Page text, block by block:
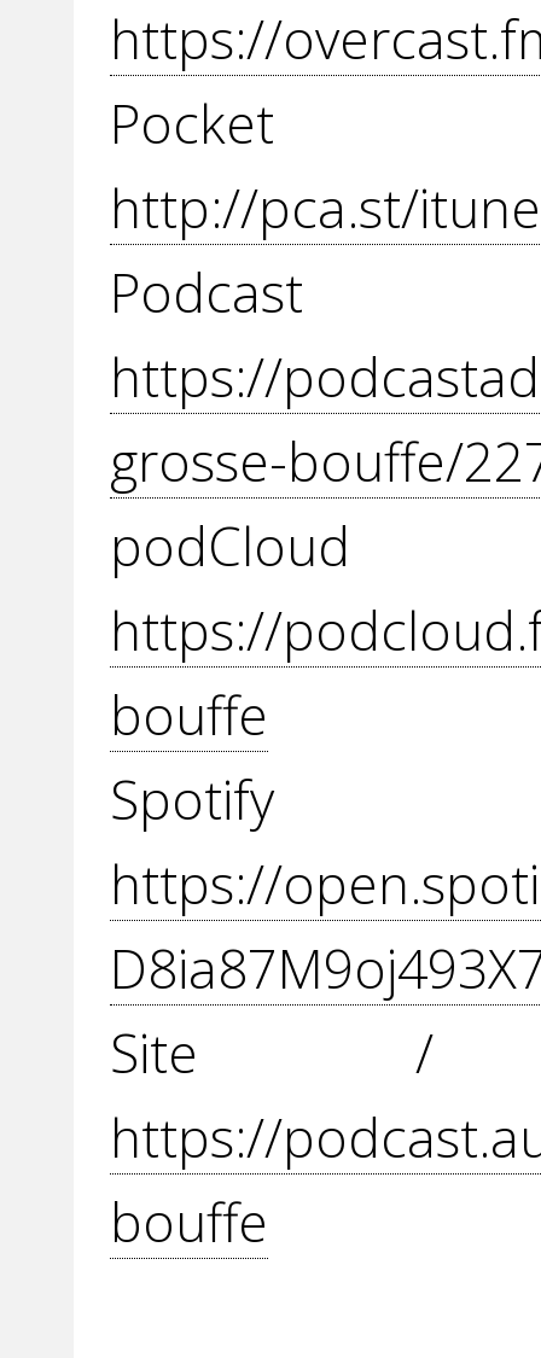
https://
http://pca.st/
https://
grosse-bouffe/
https://
bouffe
https://
Site /
https://
bouffe